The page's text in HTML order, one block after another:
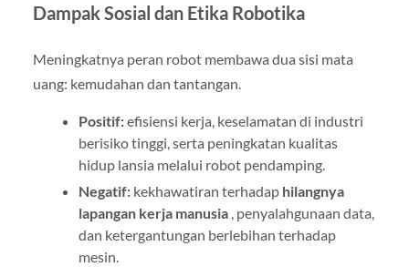
Dampak Sosial dan Etika Robotika
Meningkatnya peran robot membawa dua sisi mata
uang: kemudahan dan tantangan.
Positif:efisiensi kerja, keselamatan di industri
berisiko tinggi, serta peningkatan kualitas
hidup lansia melalui robot pendamping.
Negatif: kekhawatiran terhadap hilangnya
lapangan kerja manusia , penyalahgunaan data,
dan ketergantungan berlebihan terhadap
mesin.